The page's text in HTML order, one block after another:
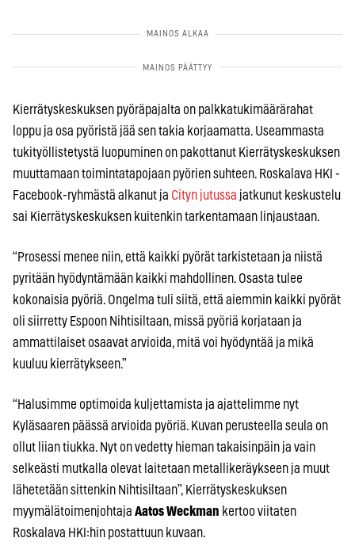
Kierrätyskeskuksen pyöräpajalta on palkkatukimäärärahat
loppu ja osa pyöristä jää sen takia korjaamatta. Useammasta
tukityöllistetystä luopuminen on pakottanut Kierrätyskeskuksen
muuttamaan toimintatapojaan pyörien suhteen. Roskalava HKI -
Facebook-ryhmästä alkanut ja Cityn jutussa jatkunut keskustelu
sai Kierrätyskeskuksen kuitenkin tarkentamaan linjaustaan.
“Prosessi menee niin, että kaikki pyörät tarkistetaan ja niistä
pyritään hyödyntämään kaikki mahdollinen. Osasta tulee
kokonaisia pyöriä. Ongelma tuli siitä, että aiemmin kaikki pyörät
oli siirretty Espoon Nihtisiltaan, missä pyöriä korjataan ja
ammattilaiset osaavat arvioida, mitä voi hyödyntää ja mikä
kuuluu kierrätykseen.”
“Halusimme optimoida kuljettamista ja ajattelimme nyt
Kyläsaaren päässä arvioida pyöriä. Kuvan perusteella seula on
ollut liian tiukka. Nyt on vedetty hieman takaisinpäin ja vain
selkeästi mutkalla olevat laitetaan metallikeräykseen ja muut
lähetetään sittenkin Nihtisiltaan”, Kierrätyskeskuksen
myymälätoimenjohtaja Aatos Weckman kertoo viitaten
Roskalava HKI:hin postattuun kuvaan.